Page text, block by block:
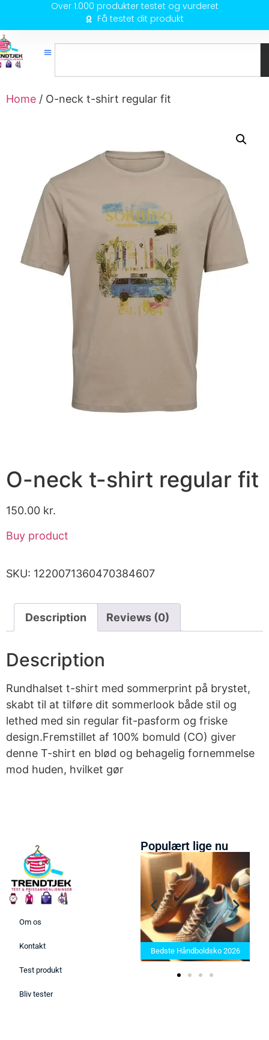
Over 1.000 produkter testet og vurderet
Få testet dit produkt
Home / O-neck t-shirt regular fit
O-neck t-shirt regular fit
150.00 kr.
Buy product
SKU: 1220071360470384607
Description Reviews (0)
Description
Rundhalset t-shirt med sommerprint på brystet,
skabt til at tilføre dit sommerlook både stil og
lethed med sin regular fit-pasform og friske
design.Fremstillet af 100% bomuld (CO) giver
denne T-shirt en blød og behagelig fornemmelse
mod huden, hvilket gør
Om os
Kontakt
Test produkt
Bliv tester
Populært lige nu
Bedste Saunatæppe 2025 –
Find de bedste produkter her!
Bedste Håndboldsko 2026